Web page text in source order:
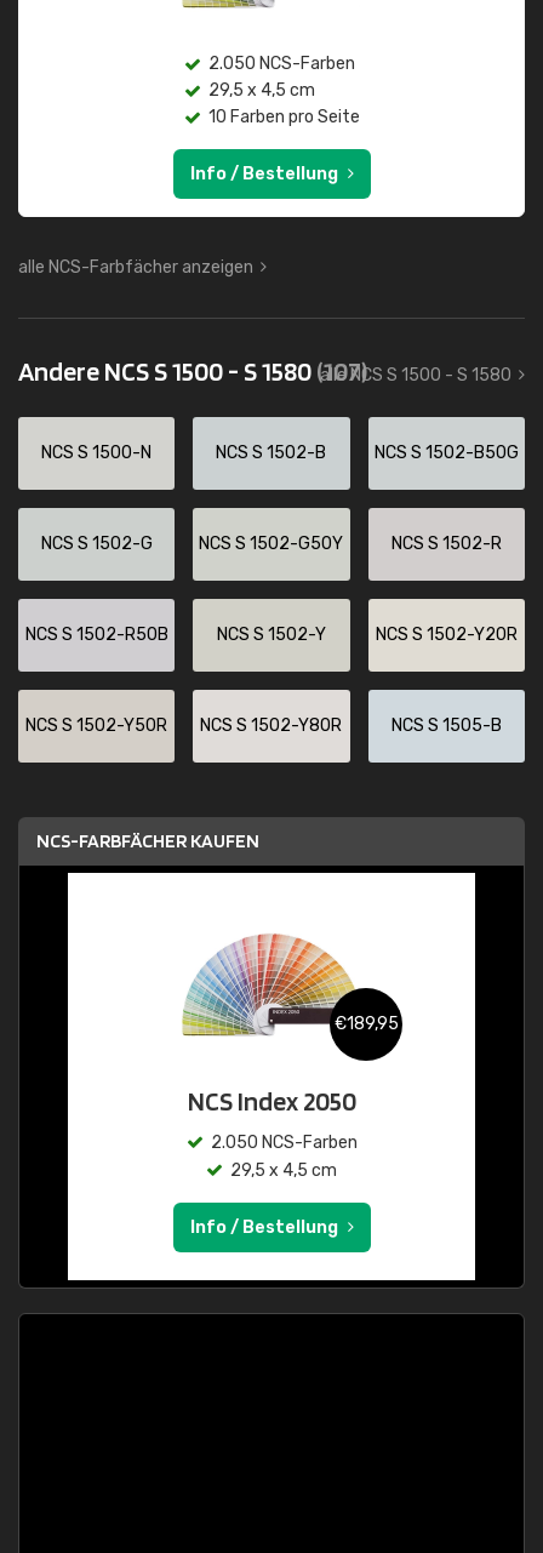
2.050 NCS-Farben
29,5 x 4,5 cm
10 Farben pro Seite
Info / Bestellung
alle NCS-Farbfächer anzeigen
Andere NCS S 1500 - S 1580(107)
alle NCS S 1500 - S 1580
NCS S 1500-N NCS S 1502-B NCS S 1502-B50G
NCS S 1502-G NCS S 1502-G50Y NCS S 1502-R
NCS S 1502-R50B NCS S 1502-Y NCS S 1502-Y20R
NCS S 1502-Y50R NCS S 1502-Y80R NCS S 1505-B
NCS-FARBFÄCHER KAUFEN
€189,95
NCS Index 2050
2.050 NCS-Farben
29,5 x 4,5 cm
Info / Bestellung